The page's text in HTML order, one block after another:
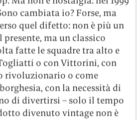
cambiata io? Forse, ma
quel difetto: non è più un
ma un classico
fatte le squadre tra alto e
o con Vittorini, con
rivoluzionario o come
con la necessità di
di divertirsi – solo il tempo
divenuto vintage non è